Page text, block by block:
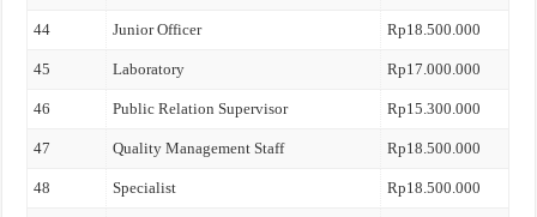
44 Junior Officer Rp18.500.000
45 Laboratory Rp17.000.000
46 Public Relation Supervisor Rp15.300.000
47 Quality Management Staff Rp18.500.000
48 Specialist Rp18.500.000